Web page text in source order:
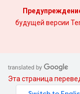
будущей версии
Эта страница